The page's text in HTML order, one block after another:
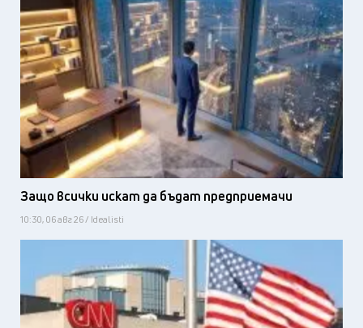
Защо всички искат да бъдат предприемачи
10:30, 06 авг 26 / Idealisti